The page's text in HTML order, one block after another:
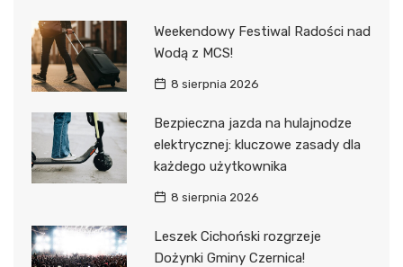
Weekendowy Festiwal Radości nad
Wodą z MCS!
8 sierpnia 2026
Bezpieczna jazda na hulajnodze
elektrycznej: kluczowe zasady dla
każdego użytkownika
8 sierpnia 2026
Leszek Cichoński rozgrzeje
Dożynki Gminy Czernica!